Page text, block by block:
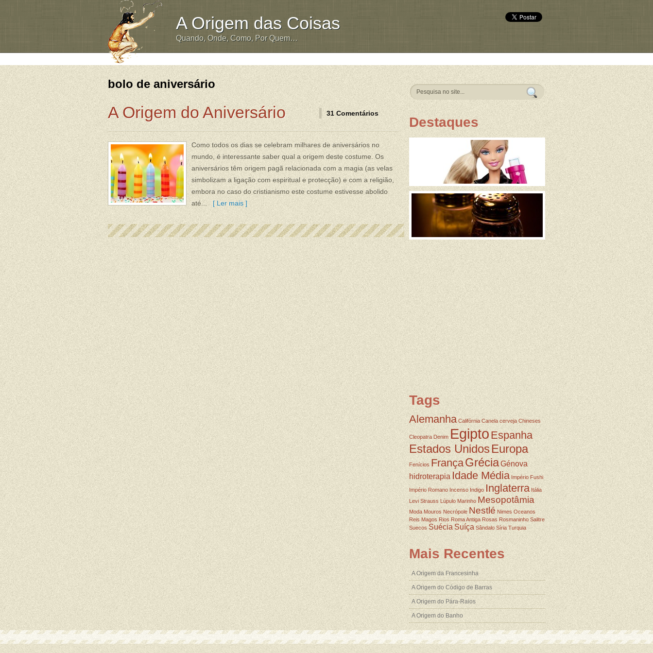
A Origem das Coisas
Quando, Onde, Como, Por Quem…
bolo de aniversário
A Origem do Aniversário 31 Comentários
Como todos os dias se celebram milhares de aniversários no
mundo, é interessante saber qual a origem deste costume. Os
aniversários têm origem pagã relacionada com a magia (as velas
simbolizam a ligação com espiritual e protecção) e com a religião,
embora no caso do cristianismo este costume estivesse abolido
até...[ Ler mais ]
Destaques
Tags
Alemanha Califórnia Canela cerveja Chineses
Cleopatra Denim EgiptoEspanha
Estados UnidosEuropa
Fenícios FrançaGréciaGénova
hidroterapiaIdade Média Império Fushi
Império Romano Incenso Indigo Inglaterra Itália
Levi Strauss Lúpulo Marinho Mesopotâmia
Moda Mouros Necrópole Nestlé Nimes Oceanos
Reis Magos Rios Roma Antiga Rosas Rosmaninho Salitre
Suecos Suécia Suíça Sândalo Síria Turquia
Mais Recentes
A Origem da Francesinha
A Origem do Código de Barras
A Origem do Pára-Raios
A Origem do Banho